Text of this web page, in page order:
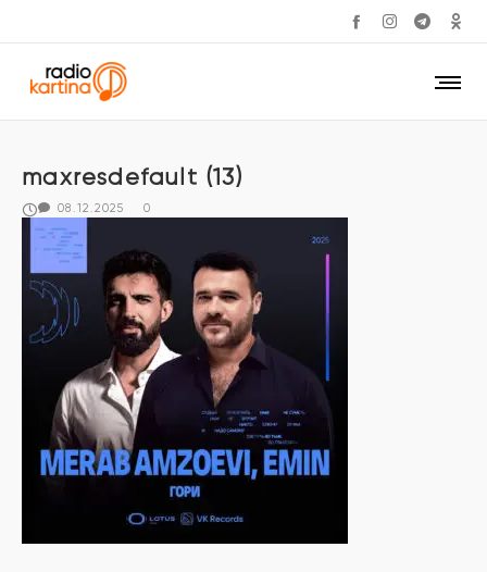
maxresdefault (13)
08.12.2025 0